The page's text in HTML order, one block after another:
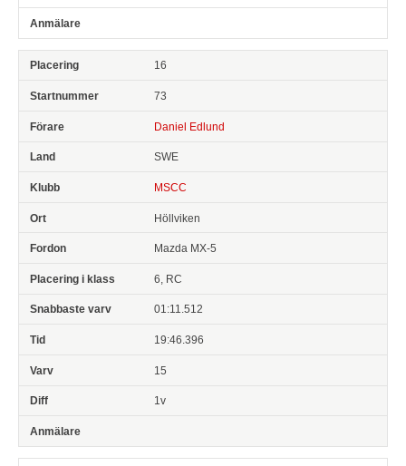
16
73
Daniel Edlund
SWE
MSCC
Höllviken
Mazda MX-5
6, RC
01:11.512
19:46.396
15
1v